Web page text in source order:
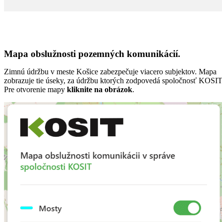
Mapa obslužnosti pozemných komunikácií.
Zimnú údržbu v meste Košice zabezpečuje viacero subjektov. Mapa
zobrazuje tie úseky, za údržbu ktorých zodpovedá spoločnosť
Pre otvorenie mapy kliknite na obrázok.